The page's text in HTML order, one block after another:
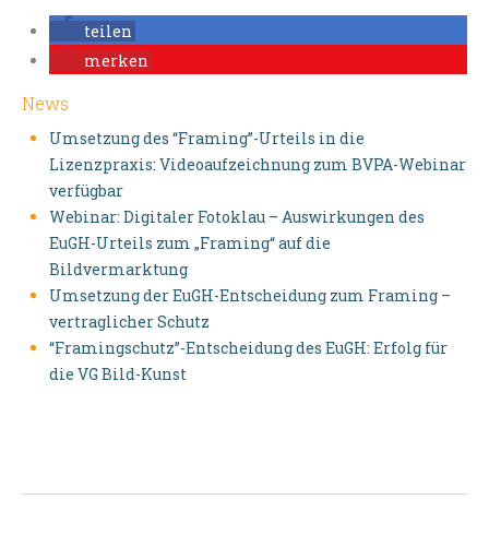
teilen
merken
News
Umsetzung des “Framing”-Urteils in die
Lizenzpraxis: Videoaufzeichnung zum BVPA-Webinar
verfügbar
Webinar: Digitaler Fotoklau – Auswirkungen des
EuGH-Urteils zum „Framing“ auf die
Bildvermarktung
Umsetzung der EuGH-Entscheidung zum Framing –
vertraglicher Schutz
“Framingschutz”-Entscheidung des EuGH: Erfolg für
die VG Bild-Kunst